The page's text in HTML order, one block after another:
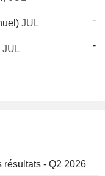
JUL -
JUL -
résultats - Q2 2026